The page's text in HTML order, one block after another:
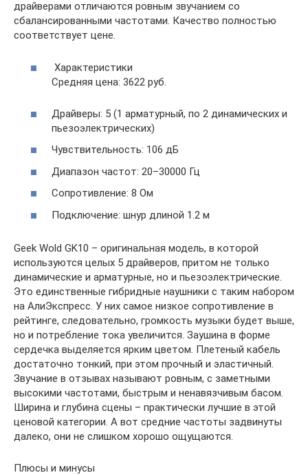
драйверами отличаются ровным звучанием со
сбалансированными частотами. Качество полностью
соответствует цене.
Характеристики
Средняя цена: 3622 руб.
Драйверы: 5 (1 арматурный, по 2 динамических и
пьезоэлектрических)
Чувствительность: 106 дБ
Диапазон частот: 20–30000 Гц
Сопротивление: 8 Ом
Подключение: шнур длиной 1.2 м
Geek Wold GK10 – оригинальная модель, в которой
используются целых 5 драйверов, притом не только
динамические и арматурные, но и пьезоэлектрические.
Это единственные гибридные наушники с таким набором
на АлиЭкспресс. У них самое низкое сопротивление в
рейтинге, следовательно, громкость музыки будет выше,
но и потребление тока увеличится. Заушина в форме
сердечка выделяется ярким цветом. Плетеный кабель
достаточно тонкий, при этом прочный и эластичный.
Звучание в отзывах называют ровным, с заметными
высокими частотами, быстрым и ненавязчивым басом.
Ширина и глубина сцены – практически лучшие в этой
ценовой категории. А вот средние частоты задвинуты
далеко, они не слишком хорошо ощущаются.
Плюсы и минусы